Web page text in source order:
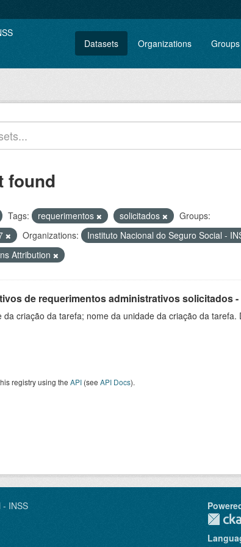
Datasets Organizations Groups
found
Tags: requerimentos solicitados
Groups:
Organizations: Instituto Nacional do Seguro Social -
Attribution
de requerimentos administrativos solicitados -
da criação da tarefa; nome da unidade da criação da
registry using the API (see API Docs).
- INSS